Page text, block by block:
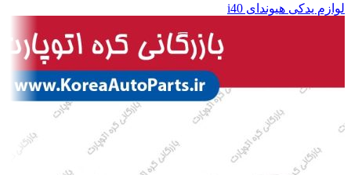
لوازم یدکی هیوندای i40